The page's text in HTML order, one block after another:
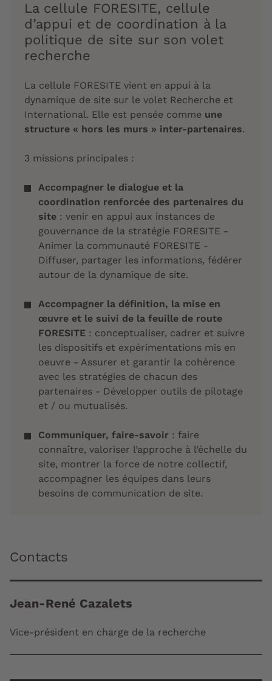
La cellule FORESITE, cellule
d’appui et de coordination à la
politique de site sur son volet
recherche
La cellule FORESITE vient en appui à la
dynamique de site sur le volet Recherche et
International. Elle est pensée comme une
structure « hors les murs » inter-partenaires.
3 missions principales :
Accompagner le dialogue et la
coordination renforcée des partenaires du
site : venir en appui aux instances de
gouvernance de la stratégie FORESITE -
Animer la communauté FORESITE -
Diffuser, partager les informations, fédérer
autour de la dynamique de site.
Accompagner la définition, la mise en
œuvre et le suivi de la feuille de route
FORESITE : conceptualiser, cadrer et suivre
les dispositifs et expérimentations mis en
oeuvre - Assurer et garantir la cohérence
avec les stratégies de chacun des
partenaires - Développer outils de pilotage
et / ou mutualisés.
Communiquer, faire-savoir : faire
connaître, valoriser l’approche à l’échelle du
site, montrer la force de notre collectif,
accompagner les équipes dans leurs
besoins de communication de site.
Contacts
Jean-René Cazalets
Vice-président en charge de la recherche